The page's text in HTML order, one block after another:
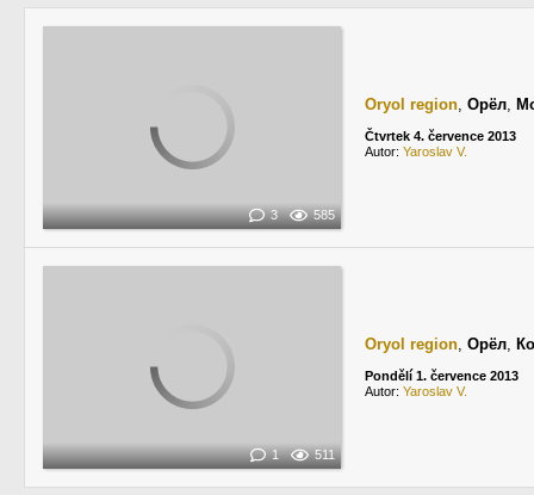
3 585
Oryol region, Орёл,
Čtvrtek 4. července 2013
Autor: Yaroslav V.
1 511
Oryol region, Орёл,
Pondělí 1. července 2013
Autor: Yaroslav V.